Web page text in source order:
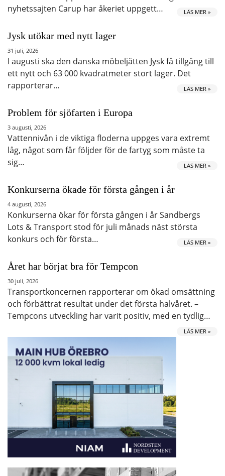
nyhetssajten Carup har åkeriet uppgett…
LÄS MER »
Jysk utökar med nytt lager
31 juli, 2026
I augusti ska den danska möbeljätten Jysk få tillgång till
ett nytt och 63 000 kvadratmeter stort lager. Det
rapporterar…
LÄS MER »
Problem för sjöfarten i Europa
3 augusti, 2026
Vattennivån i de viktiga floderna uppges vara extremt
låg, något som får följder för de fartyg som måste ta
sig…
LÄS MER »
Konkurserna ökade för första gången i år
4 augusti, 2026
Konkurserna ökar för första gången i år Sandbergs
Lots & Transport stod för juli månads näst största
konkurs och för första…
LÄS MER »
Året har börjat bra för Tempcon
30 juli, 2026
Transportkoncernen rapporterar om ökad omsättning
och förbättrat resultat under det första halvåret. –
Tempcons utveckling har varit positiv, med en tydlig…
LÄS MER »